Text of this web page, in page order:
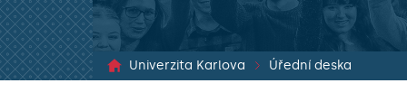
Univerzita Karlova Úřední deska